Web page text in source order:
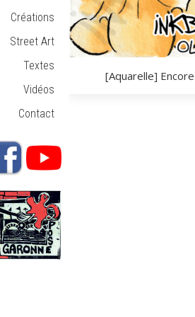
Créations
Street Art
Textes
Vidéos
Contact
[Aquarelle]